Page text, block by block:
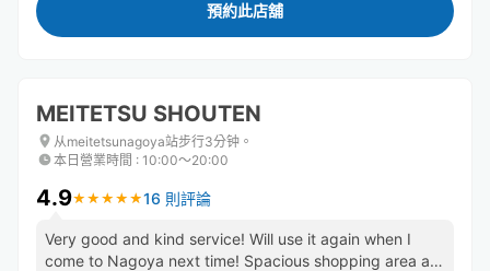
預約此店舖
MEITETSU SHOUTEN
从meitetsunagoya站步行3分钟。
本日營業時間 : 10:00〜20:00
4.9★ ★ ★ ★ ★
★ ★ ★ ★ ★16 則評論
Very good and kind service! Will use it again when I
come to Nagoya next time! Spacious shopping area as